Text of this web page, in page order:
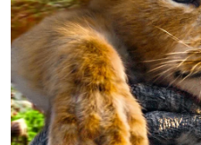
Sindiket
Selangor
Jenayah
Sindiket
dadah